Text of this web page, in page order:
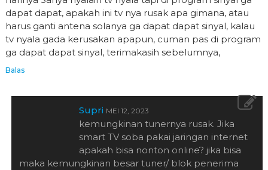
dapat dapat, apakah ini tv nya rusak apa gimana, atau
harus ganti antena solanya ga dapat dapat sinyal, kalau
tv nyala gada kerusakan apapun, cuman pas di program
ga dapat dapat sinyal, terimakasih sebelumnya,
Balas
Supri MEI 12, 2023
kemungkinan tunernya rusak. Jika
smart TV soba pakai jaringan internet
apakah bisa nonton online? jika bisa
maka kemungkinan besar tuner/ blok penerima